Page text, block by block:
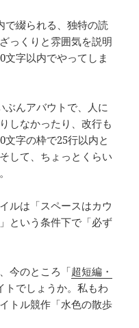
で綴られる、独特の読
っくりと雰囲気を説明
文字以内でやってしま
ぶんアバウトで、人に
しなかったり、改行も
文字の枠で25行以内と
して、ちょっとくらい
ルは「スペースはカウ
という条件下で「必ず
今のところ「超短編・
トでしょうか。私もわ
トル競作「水色の散歩